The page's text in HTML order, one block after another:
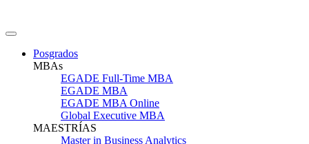
Posgrados
MBAs
EGADE Full-Time MBA
EGADE MBA
EGADE MBA Online
Global Executive MBA
MAESTRÍAS
Master in Business Analytics